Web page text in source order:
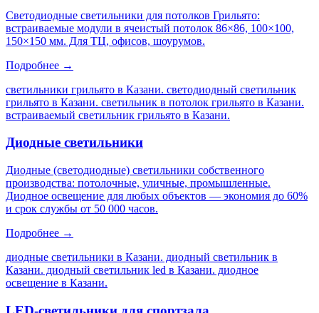
Светодиодные светильники для потолков Грильято:
встраиваемые модули в ячеистый потолок 86×86, 100×100,
150×150 мм. Для ТЦ, офисов, шоурумов.
Подробнее →
светильники грильято в Казани. светодиодный светильник
грильято в Казани. светильник в потолок грильято в Казани.
встраиваемый светильник грильято в Казани.
Диодные светильники
Диодные (светодиодные) светильники собственного
производства: потолочные, уличные, промышленные.
Диодное освещение для любых объектов — экономия до 60%
и срок службы от 50 000 часов.
Подробнее →
диодные светильники в Казани. диодный светильник в
Казани. диодный светильник led в Казани. диодное
освещение в Казани.